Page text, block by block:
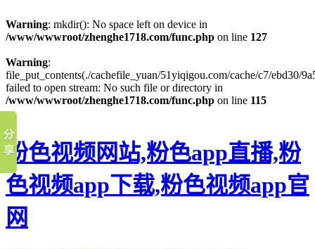
Warning: mkdir(): No space left on device in
/www/wwwroot/zhenghe1718.com/func.php on line 127
Warning:
file_put_contents(./cachefile_yuan/51yiqigou.com/cache/c7/ebd30/
failed to open stream: No such file or directory in
/www/wwwroot/zhenghe1718.com/func.php on line 115
粉色视频网站,粉色app直播,粉
色视频app下载,粉色视频app官
网